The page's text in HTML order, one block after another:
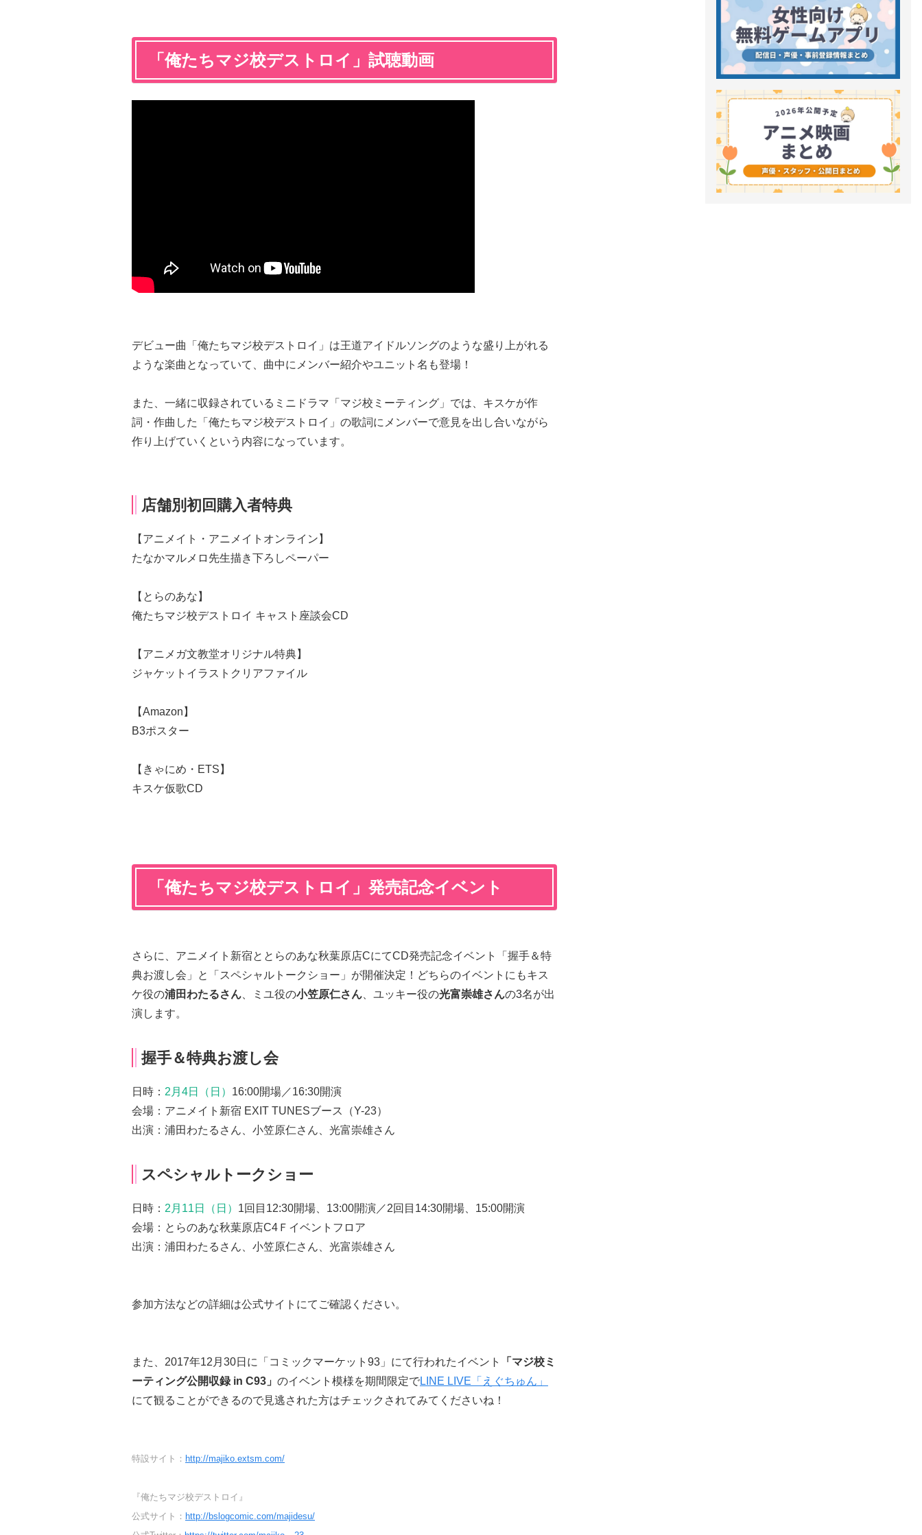
「俺たちマジ校デストロイ」試聴動画
デビュー曲「俺たちマジ校デストロイ」は王道アイドルソングのような盛り上がれる
ような楽曲となっていて、曲中にメンバー紹介やユニット名も登場！
また、一緒に収録されているミニドラマ「マジ校ミーティング」では、キスケが作
詞・作曲した「俺たちマジ校デストロイ」の歌詞にメンバーで意見を出し合いながら
作り上げていくという内容になっています。
店舗別初回購入者特典
【アニメイト・アニメイトオンライン】
たなかマルメロ先生描き下ろしペーパー
【とらのあな】
俺たちマジ校デストロイ キャスト座談会CD
【アニメガ文教堂オリジナル特典】
ジャケットイラストクリアファイル
【Amazon】
B3ポスター
【きゃにめ・ETS】
キスケ仮歌CD
「俺たちマジ校デストロイ」発売記念イベント
さらに、アニメイト新宿ととらのあな秋葉原店CにてCD発売記念イベント「握手＆特
典お渡し会」と「スペシャルトークショー」が開催決定！どちらのイベントにもキス
ケ役の浦田わたるさん 、ミユ役の小笠原仁さん 、ユッキー役の光富崇雄さんの3名が出
演します。
握手＆特典お渡し会
日時： 2月4日（日） 16:00開場／16:30開演
会場：アニメイト新宿 EXIT TUNESブース（Y-23）
出演：浦田わたるさん、小笠原仁さん、光富崇雄さん
スペシャルトークショー
日時： 2月11日（日） 1回目12:30開場、13:00開演／2回目14:30開場、15:00開演
会場：とらのあな秋葉原店C4Ｆイベントフロア
出演：浦田わたるさん、小笠原仁さん、光富崇雄さん
参加方法などの詳細は公式サイトにてご確認ください。
また、2017年12月30日に「コミックマーケット93」にて行われたイベント
「マジ校ミ
ーティング公開収録 in C93」 のイベント模様を期間限定でLINE LIVE「えぐちゅん」
にて観ることができるので見逃された方はチェックされてみてくださいね！
特設サイト： http://majiko.extsm.com/
『俺たちマジ校デストロイ』
公式サイト： http://bslogcomic.com/majidesu/